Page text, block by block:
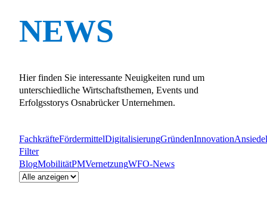
NEWS
Hier finden Sie interessante Neuigkeiten rund um
unterschiedliche Wirtschaftsthemen, Events und
Erfolgsstorys Osnabrücker Unternehmen.
FachkräfteFördermittelDigitalisierungGründenInnovation
Filter
BlogMobilitätPMVernetzungWFO-News